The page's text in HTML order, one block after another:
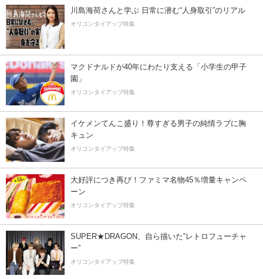
川島海荷さんと学ぶ 日常に潜む“人身取引”のリアル
オリコンタイアップ特集
マクドナルドが40年にわたり支える「小学生の甲子
園」
オリコンタイアップ特集
イケメンてんこ盛り！尊すぎる男子の純情ラブに胸
キュン
オリコンタイアップ特集
大好評につき再び！ファミマ名物45％増量キャンペ
ーン
オリコンタイアップ特集
SUPER★DRAGON、自ら描いた”レトロフューチャ
ー”
オリコンタイアップ特集